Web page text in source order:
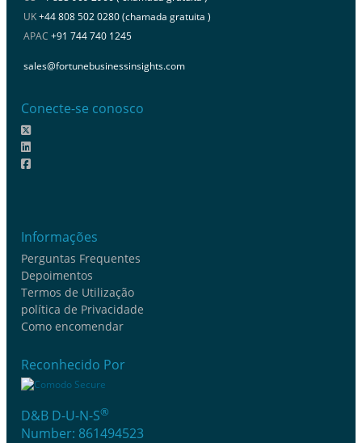
UK+44 808 502 0280 (chamada gratuita )
APAC +91 744 740 1245
sales@fortunebusinessinsights.com
Conecte-se conosco
Informações
Perguntas Frequentes
Depoimentos
Termos de Utilização
política de Privacidade
Como encomendar
Reconhecido Por
D&B D-U-N-S®
Number: 861494523